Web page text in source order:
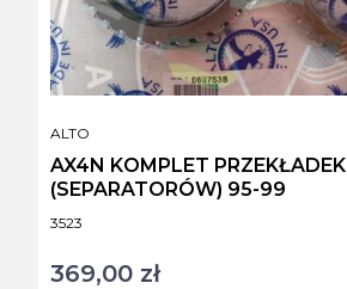
Kod produktu
3523
AX4N KOMPLET PRZEKŁADEK
(SEPARATORÓW) 95-99
PRODUCENT
ALTO
Cena
369,00 zł